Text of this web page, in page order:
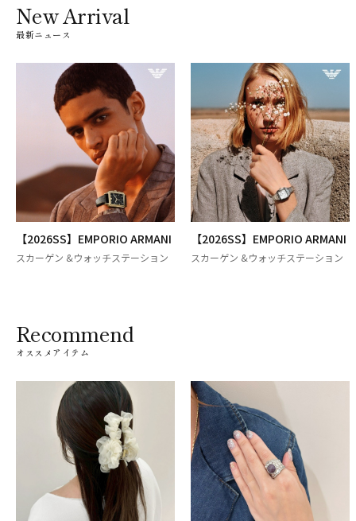
New Arrival
最新ニュース
【2026SS】EMPORIO ARMANI
スカーゲン &ウォッチステーション
【2026SS】EMPORIO ARMANI
スカーゲン &ウォッチステーション
Recommend
オススメアイテム